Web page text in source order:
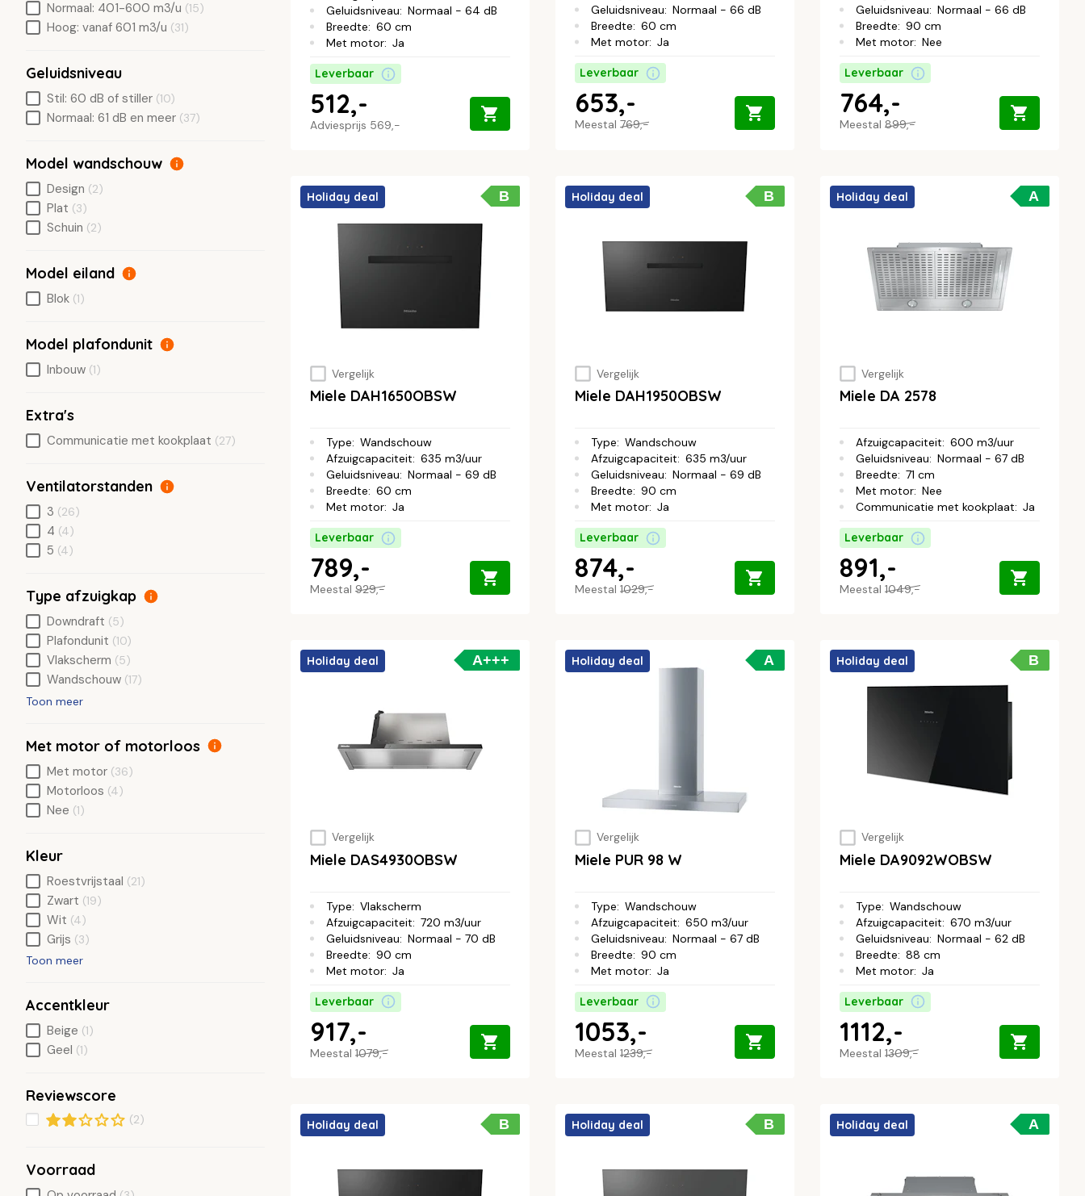
Geluidsniveau: Normaal - 64 dB
Breedte: 60 cm
Met motor: Ja
Leverbaar
Adviesprijs 569,-
512,-
Geluidsniveau: Normaal - 66 dB
Breedte: 60 cm
Met motor: Ja
Leverbaar
Meestal 769,-
653,-
Geluidsniveau: Normaal - 66 dB
Breedte: 90 cm
Met motor: Nee
Leverbaar
Meestal 899,-
764,-
B
Holiday deal
Vergelijk
Miele DAH1650OBSW
Type: Wandschouw
Afzuigcapaciteit: 635 m3/uur
Geluidsniveau: Normaal - 69 dB
Breedte: 60 cm
Met motor: Ja
Leverbaar
Meestal 929,-
789,-
B
Holiday deal
Vergelijk
Miele DAH1950OBSW
Type: Wandschouw
Afzuigcapaciteit: 635 m3/uur
Geluidsniveau: Normaal - 69 dB
Breedte: 90 cm
Met motor: Ja
Leverbaar
Meestal 1029,-
874,-
A
Holiday deal
Vergelijk
Miele DA 2578
Afzuigcapaciteit: 600 m3/uur
Geluidsniveau: Normaal - 67 dB
Breedte: 71 cm
Met motor: Nee
Communicatie met kookplaat: Ja
Leverbaar
Meestal 1049,-
891,-
A+++
Holiday deal
Vergelijk
Miele DAS4930OBSW
Type: Vlakscherm
Afzuigcapaciteit: 720 m3/uur
Geluidsniveau: Normaal - 70 dB
Breedte: 90 cm
Met motor: Ja
Leverbaar
Meestal 1079,-
917,-
A
Holiday deal
Vergelijk
Miele PUR 98 W
Type: Wandschouw
Afzuigcapaciteit: 650 m3/uur
Geluidsniveau: Normaal - 67 dB
Breedte: 90 cm
Met motor: Ja
Leverbaar
Meestal 1239,-
1053,-
B
Holiday deal
Vergelijk
Miele DA9092WOBSW
Type: Wandschouw
Afzuigcapaciteit: 670 m3/uur
Geluidsniveau: Normaal - 62 dB
Breedte: 88 cm
Met motor: Ja
Leverbaar
Meestal 1309,-
1112,-
B
Holiday deal B
Holiday deal A
Holiday deal
Normaal: 401-600 m3/u (15)
Hoog: vanaf 601 m3/u (31)
Geluidsniveau
Stil: 60 dB of stiller (10)
Normaal: 61 dB en meer (37)
Model wandschouw
Design (2)
Plat (3)
Schuin (2)
Model eiland
Blok (1)
Model plafondunit
Inbouw (1)
Extra's
Communicatie met kookplaat (27)
Ventilatorstanden
3 (26)
4 (4)
5 (4)
Type afzuigkap
Downdraft (5)
Plafondunit (10)
Vlakscherm (5)
Wandschouw (17)
Toon meer
Met motor of motorloos
Met motor (36)
Motorloos (4)
Nee (1)
Kleur
Roestvrijstaal (21)
Zwart (19)
Wit (4)
Grijs (3)
Toon meer
Accentkleur
Beige (1)
Geel (1)
Reviewscore
(2)
Voorraad